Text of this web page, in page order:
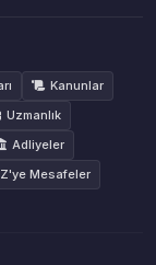
Kanunlar
Uzmanlık
Adliyeler
Mesafeler